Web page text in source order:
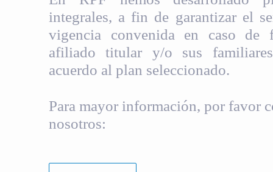
integrales, a fin de garantizar el
vigencia convenida en caso de
afiliado titular y/o sus
acuerdo al plan seleccionado.
Para mayor información, por favor
nosotros: